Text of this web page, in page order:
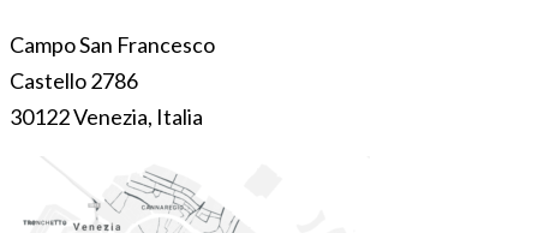
Campo San Francesco
Castello 2786
30122 Venezia, Italia